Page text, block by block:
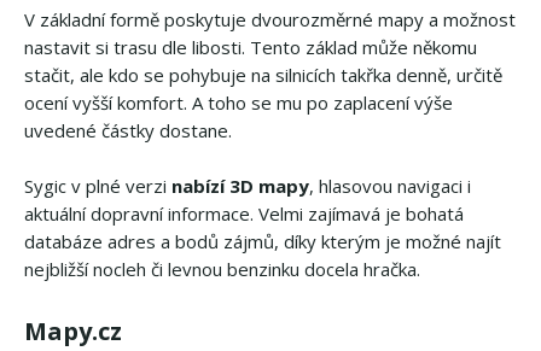
V základní formě poskytuje dvourozměrné mapy a možnost
nastavit si trasu dle libosti. Tento základ může někomu
stačit, ale kdo se pohybuje na silnicích takřka denně, určitě
ocení vyšší komfort. A toho se mu po zaplacení výše
uvedené částky dostane.
Sygic v plné verzi nabízí 3D mapy, hlasovou navigaci i
aktuální dopravní informace. Velmi zajímavá je bohatá
databáze adres a bodů zájmů, díky kterým je možné najít
nejbližší nocleh či levnou benzinku docela hračka.
Mapy.cz